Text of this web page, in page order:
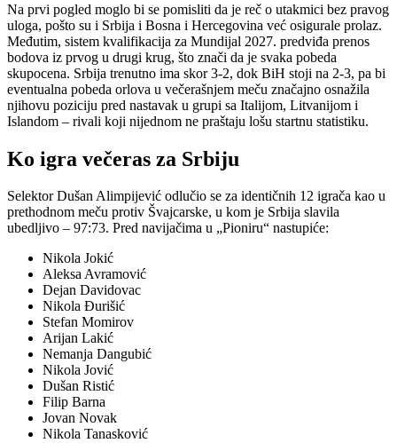
Na prvi pogled moglo bi se pomisliti da je reč o utakmici bez pravog
uloga, pošto su i Srbija i Bosna i Hercegovina već osigurale prolaz.
Međutim, sistem kvalifikacija za Mundijal 2027. predviđa prenos
bodova iz prvog u drugi krug, što znači da je svaka pobeda
skupocena. Srbija trenutno ima skor 3-2, dok BiH stoji na 2-3, pa bi
eventualna pobeda orlova u večerašnjem meču značajno osnažila
njihovu poziciju pred nastavak u grupi sa Italijom, Litvanijom i
Islandom – rivali koji nijednom ne praštaju lošu startnu statistiku.
Ko igra večeras za Srbiju
Selektor Dušan Alimpijević odlučio se za identičnih 12 igrača kao u
prethodnom meču protiv Švajcarske, u kom je Srbija slavila
ubedljivo – 97:73. Pred navijačima u „Pioniru“ nastupiće:
Nikola Jokić
Aleksa Avramović
Dejan Davidovac
Nikola Đurišić
Stefan Momirov
Arijan Lakić
Nemanja Dangubić
Nikola Jović
Dušan Ristić
Filip Barna
Jovan Novak
Nikola Tanasković